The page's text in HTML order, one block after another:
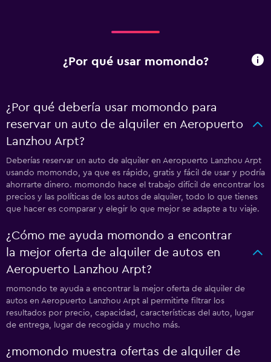
¿Por qué usar momondo?
¿Por qué debería usar momondo para
reservar un auto de alquiler en Aeropuerto
Lanzhou Arpt?
Deberías reservar un auto de alquiler en Aeropuerto Lanzhou Arpt
usando momondo, ya que es rápido, gratis y fácil de usar y podría
ahorrarte dinero. momondo hace el trabajo difícil de encontrar los
precios y las políticas de los autos de alquiler, todo lo que tienes
que hacer es comparar y elegir lo que mejor se adapte a tu viaje.
¿Cómo me ayuda momondo a encontrar
la mejor oferta de alquiler de autos en
Aeropuerto Lanzhou Arpt?
momondo te ayuda a encontrar la mejor oferta de alquiler de
autos en Aeropuerto Lanzhou Arpt al permitirte filtrar los
resultados por precio, capacidad, características del auto, lugar
de entrega, lugar de recogida y mucho más.
¿momondo muestra ofertas de alquiler de